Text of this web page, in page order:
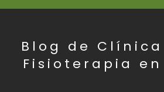
Blog de Clínica
Fisioterapia en